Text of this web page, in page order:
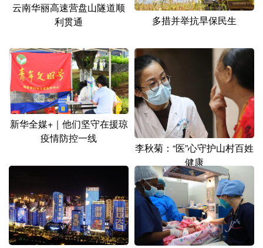
云南华丽高速营盘山隧道顺
利贯通
多措并举抗旱保民生
新华全媒+｜他们坚守在援琼
疫情防控一线
李秋菊：“医”心守护山村百姓
健康